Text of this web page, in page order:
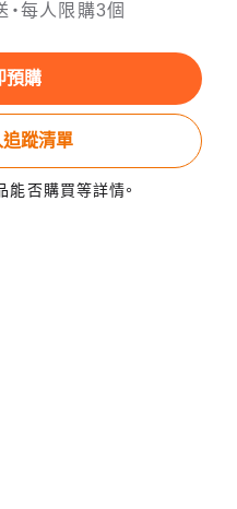
每人限購3個
預購
蹤清單
否購買等詳情。